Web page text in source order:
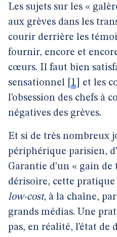
Les sujets sur les «
aux grèves dans les
courir derrière les
fournir, encore et
cœurs. Il faut bien
sensationnel 1
et les
l’obsession des chefs à
négatives des grèves.
Et si de très nombreux
périphérique parisien,
Garantie d’un « gain
dérisoire, cette
low-cost, à la chaîne,
grands médias. Une
pas, en réalité, l’état